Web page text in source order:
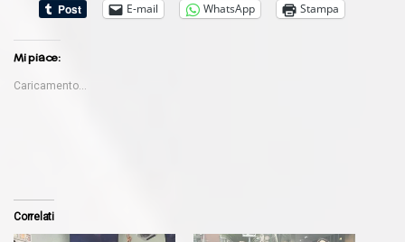
E-mail
WhatsApp Stampa
Mi piace:
Caricamento...
Correlati